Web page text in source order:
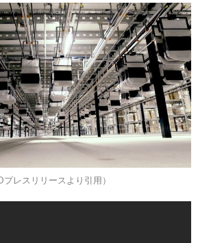
レスリリースより引用）